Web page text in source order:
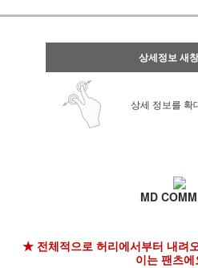
상세정보 새
상세 정보를 확
MD
★ 전체적으로 허리에서부터 내려
이는 팬츠